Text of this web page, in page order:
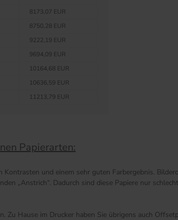
8173,07 EUR
8750,28 EUR
9222,19 EUR
9694,09 EUR
10164,68 EUR
10636,59 EUR
11213,79 EUR
Papierarten:
und einem sehr guten Farbergebnis.
„Anstrich“. Dadurch sind diese Papiere nur
Zu Hause im Drucker haben Sie übrigens auch